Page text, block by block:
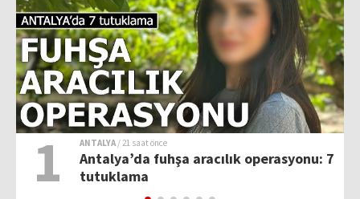
1 ANTALYA / 21 saat önce
Antalya’da fuhşa aracılık operasyonu: 7
tutuklama